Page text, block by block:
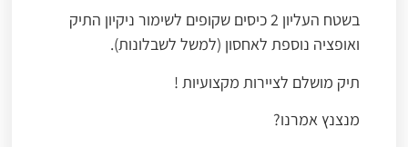
בשטח העליון 2 כיסים שקופים לשימור ניקיון התיק
ואופציה נוספת לאחסון (למשל לשבלונות).
תיק מושלם לציירות מקצועיות !
מנצנץ אמרנו?